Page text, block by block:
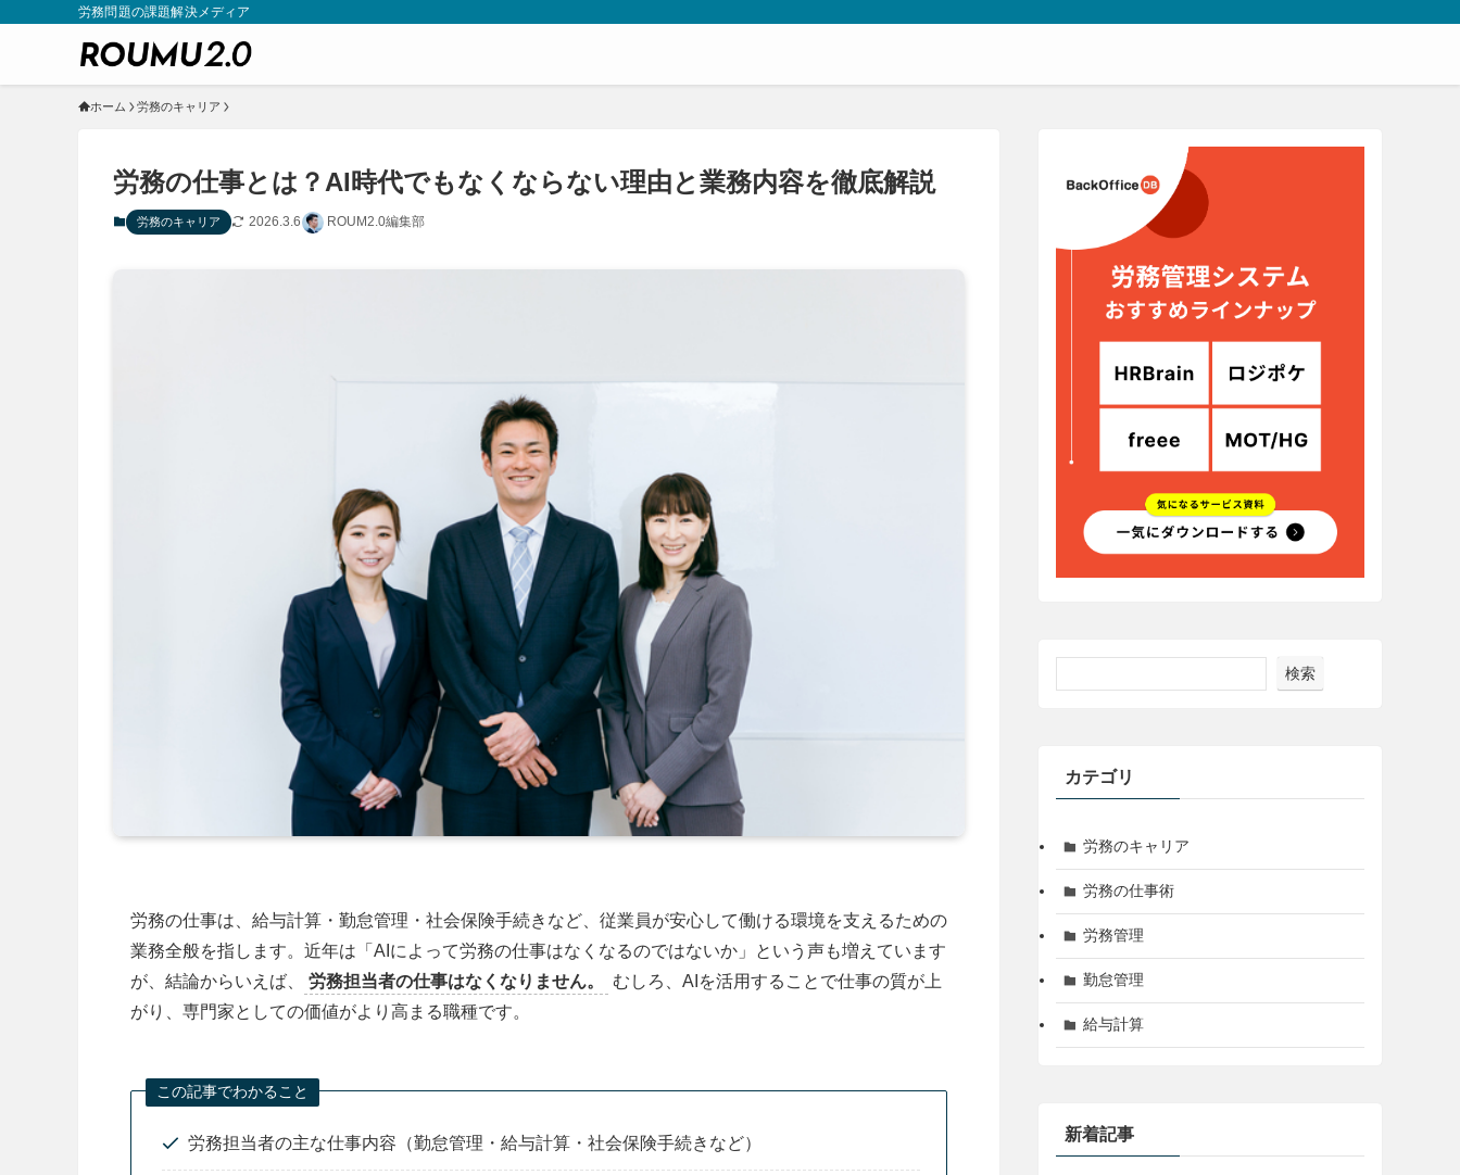
労務問題の課題解決メディア
ホーム 労務のキャリア
労務の仕事とは？AI時代でもなくならない理由と業務内容を徹底解説
労務のキャリア 2026.3.6 ROUM2.0編集部
労務の仕事は、給与計算・勤怠管理・社会保険手続きなど、従業員が安心して働ける環境を支えるための
業務全般を指します。近年は「AIによって労務の仕事はなくなるのではないか」という声も増えています
が、結論からいえば、
労務担当者の仕事はなくなりません。
むしろ、AIを活用することで仕事の質が上
がり、専門家としての価値がより高まる職種です。
この記事でわかること
労務担当者の主な仕事内容（勤怠管理・給与計算・社会保険手続きなど）
検索
カテゴリ
労務のキャリア
労務の仕事術
労務管理
勤怠管理
給与計算
新着記事